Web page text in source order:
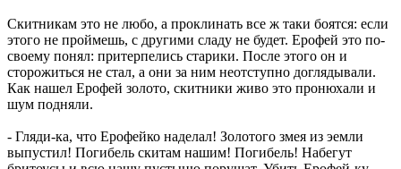
Скитникам это не любо, а проклинать все ж таки боятся: если
этого не проймешь, с другими сладу не будет. Ерофей это по-
своему понял: притерпелись старики. После этого он и
сторожиться не стал, а они за ним неотступно доглядывали.
Как нашел Ерофей золото, скитники живо это пронюхали и
шум подняли.
- Гляди-ка, что Ерофейко наделал! Золотого змея из эемли
выпустил! Погибель скитам нашим! Погибель! Набегут